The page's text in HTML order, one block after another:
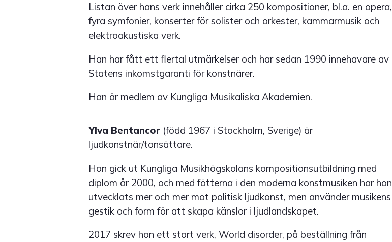
Listan över hans verk innehåller cirka 250 kompositioner, bl.a. en opera,
fyra symfonier, konserter för solister och orkester, kammarmusik och
elektroakustiska verk.
Han har fått ett flertal utmärkelser och har sedan 1990 innehavare av
Statens inkomstgaranti för konstnärer.
Han är medlem av Kungliga Musikaliska Akademien.
Ylva Bentancor (född 1967 i Stockholm, Sverige) är
ljudkonstnär/tonsättare.
Hon gick ut Kungliga Musikhögskolans kompositionsutbildning med
diplom år 2000, och med fötterna i den moderna konstmusiken har hon
utvecklats mer och mer mot politisk ljudkonst, men använder musikens
gestik och form för att skapa känslor i ljudlandskapet.
2017 skrev hon ett stort verk, World disorder, på beställning från